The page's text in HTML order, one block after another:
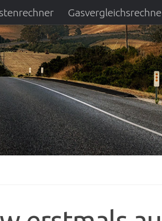
Kreditvergleichsrechner